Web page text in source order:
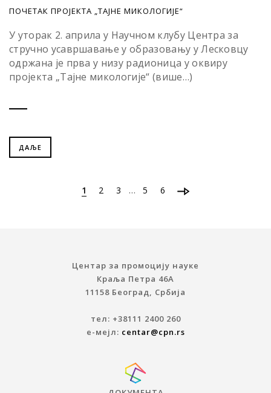
ПОЧЕТАК ПРОЈЕКТА „ТАЈНЕ МИКОЛОГИЈЕ“
У уторак 2. априла у Научном клубу Центра за
стручно усавршавање у образовању у Лесковцу
одржана је прва у низу радионица у оквиру
пројекта „Тајне микологије“ (више…)
ДАЉЕ
1 2 3 … 5 6
Центар за промоцију науке
Краља Петра 46A
11158 Београд, Србија
тел: +38111 2400 260
е-мејл: centar@cpn.rs